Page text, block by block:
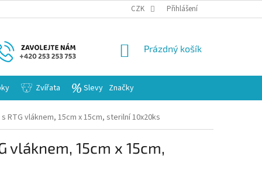
CZK Přihlášení
NÁKUPNÍ
Prázdný košík
Zvířata Slevy Značky
RTG vláknem, 15cm x 15cm, sterilní 10x20ks
vláknem, 15cm x 15cm,